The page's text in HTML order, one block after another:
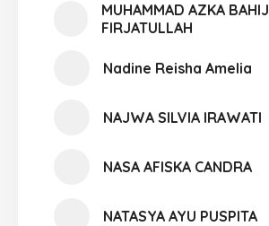
MUHAMMAD AZKA BAHIJ
FIRJATULLAH
Nadine Reisha Amelia
NAJWA SILVIA IRAWATI
NASA AFISKA CANDRA
NATASYA AYU PUSPITA